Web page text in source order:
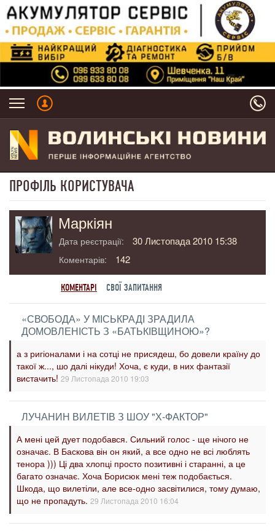
ПРОФІЛЬ КОРИСТУВАЧА
Маркіян
Дата реєстрації: 30 Листопада 2010 15:38
Коментарів: 142
КОМЕНТАРІ СВОЇ ЗАПИТАННЯ
«СВОБОДА» У МІСЬКРАДІ ЗРАДИЛА
ДОМОВЛЕНІСТЬ З «БАТЬКІВЩИНОЮ»?
а з ригіоналами і на сотці не присядеш, бо довели країну до
такої ж..., шо далі нікуди! Хоча, є куди, в них фантазії
вистачить! 29 Листопада 2010 19:03
ЛУЧАНИН ВИЛЕТІВ З ШОУ "Х-ФАКТОР"
А мені цей дует подобався. Сильний голос - ще нічого не
означає. В Баскова він он який, а все одно не всі люблять
тенора ))) Ці два хлопці просто позитивні і старанні, а це
багато означає. Хоча Борисюк мені теж подобається.
Шкода, що вилетіли, але все-одно засвітилися, тому думаю,
що не пропадуть. 29 Листопада 2010 16:04